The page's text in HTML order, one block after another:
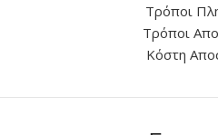
Τρόποι
Τρόποι
Κόστη